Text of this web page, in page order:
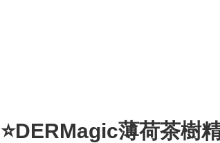
⭐️DERMagic薄荷茶樹